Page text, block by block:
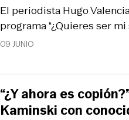
09 JUNIO
El periodista Hugo
programa “¿Quieres ser mi
“¿Y ahora es
Kaminski con